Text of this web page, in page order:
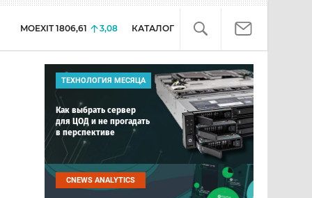
MOEXIT 1806,61 3,08 КАТАЛОГ
ТЕХНОЛОГИЯ МЕСЯЦА
Как выбрать сервер
для ЦОД и не прогадать
в перспективе
CNEWS ANALYTICS